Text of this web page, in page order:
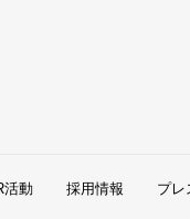
活動 採用情報 プレ